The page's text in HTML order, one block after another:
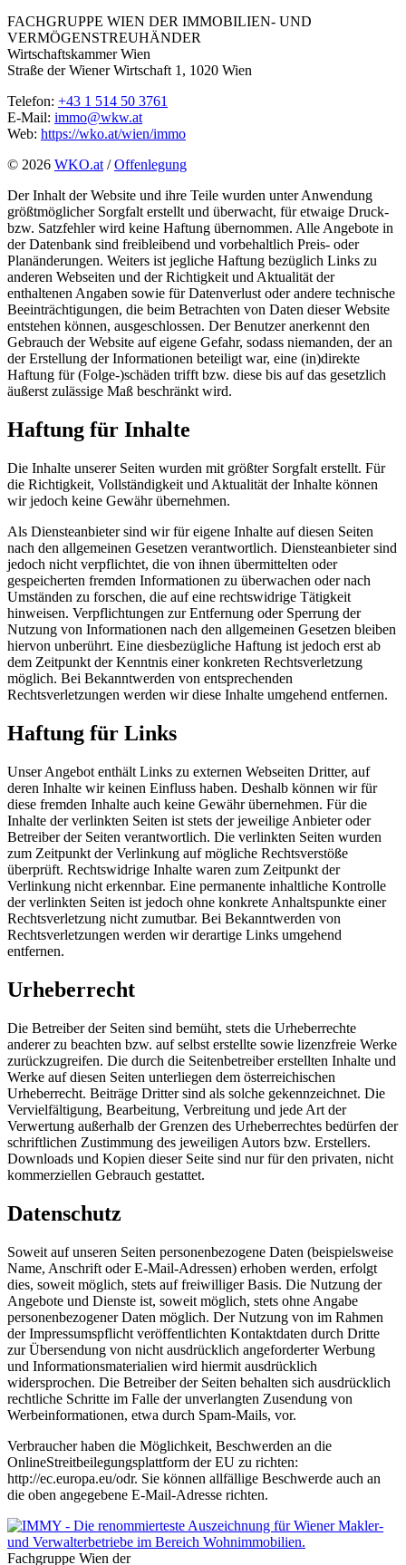
FACHGRUPPE WIEN DER IMMOBILIEN- UND
VERMÖGENSTREUHÄNDER
Wirtschaftskammer Wien
Straße der Wiener Wirtschaft 1, 1020 Wien
Telefon: +43 1 514 50 3761
E-Mail: immo@wkw.at
Web: https://wko.at/wien/immo
© 2026 WKO.at /Offenlegung
Der Inhalt der Website und ihre Teile wurden unter Anwendung
größtmöglicher Sorgfalt erstellt und überwacht, für etwaige Druck-
bzw. Satzfehler wird keine Haftung übernommen. Alle Angebote in
der Datenbank sind freibleibend und vorbehaltlich Preis- oder
Planänderungen. Weiters ist jegliche Haftung bezüglich Links zu
anderen Webseiten und der Richtigkeit und Aktualität der
enthaltenen Angaben sowie für Datenverlust oder andere technische
Beeinträchtigungen, die beim Betrachten von Daten dieser Website
entstehen können, ausgeschlossen. Der Benutzer anerkennt den
Gebrauch der Website auf eigene Gefahr, sodass niemanden, der an
der Erstellung der Informationen beteiligt war, eine (in)direkte
Haftung für (Folge-)schäden trifft bzw. diese bis auf das gesetzlich
äußerst zulässige Maß beschränkt wird.
Haftung für Inhalte
Die Inhalte unserer Seiten wurden mit größter Sorgfalt erstellt. Für
die Richtigkeit, Vollständigkeit und Aktualität der Inhalte können
wir jedoch keine Gewähr übernehmen.
Als Diensteanbieter sind wir für eigene Inhalte auf diesen Seiten
nach den allgemeinen Gesetzen verantwortlich. Diensteanbieter sind
jedoch nicht verpflichtet, die von ihnen übermittelten oder
gespeicherten fremden Informationen zu überwachen oder nach
Umständen zu forschen, die auf eine rechtswidrige Tätigkeit
hinweisen. Verpflichtungen zur Entfernung oder Sperrung der
Nutzung von Informationen nach den allgemeinen Gesetzen bleiben
hiervon unberührt. Eine diesbezügliche Haftung ist jedoch erst ab
dem Zeitpunkt der Kenntnis einer konkreten Rechtsverletzung
möglich. Bei Bekanntwerden von entsprechenden
Rechtsverletzungen werden wir diese Inhalte umgehend entfernen.
Haftung für Links
Unser Angebot enthält Links zu externen Webseiten Dritter, auf
deren Inhalte wir keinen Einfluss haben. Deshalb können wir für
diese fremden Inhalte auch keine Gewähr übernehmen. Für die
Inhalte der verlinkten Seiten ist stets der jeweilige Anbieter oder
Betreiber der Seiten verantwortlich. Die verlinkten Seiten wurden
zum Zeitpunkt der Verlinkung auf mögliche Rechtsverstöße
überprüft. Rechtswidrige Inhalte waren zum Zeitpunkt der
Verlinkung nicht erkennbar. Eine permanente inhaltliche Kontrolle
der verlinkten Seiten ist jedoch ohne konkrete Anhaltspunkte einer
Rechtsverletzung nicht zumutbar. Bei Bekanntwerden von
Rechtsverletzungen werden wir derartige Links umgehend
entfernen.
Urheberrecht
Die Betreiber der Seiten sind bemüht, stets die Urheberrechte
anderer zu beachten bzw. auf selbst erstellte sowie lizenzfreie Werke
zurückzugreifen. Die durch die Seitenbetreiber erstellten Inhalte und
Werke auf diesen Seiten unterliegen dem österreichischen
Urheberrecht. Beiträge Dritter sind als solche gekennzeichnet. Die
Vervielfältigung, Bearbeitung, Verbreitung und jede Art der
Verwertung außerhalb der Grenzen des Urheberrechtes bedürfen der
schriftlichen Zustimmung des jeweiligen Autors bzw. Erstellers.
Downloads und Kopien dieser Seite sind nur für den privaten, nicht
kommerziellen Gebrauch gestattet.
Datenschutz
Soweit auf unseren Seiten personenbezogene Daten (beispielsweise
Name, Anschrift oder E-Mail-Adressen) erhoben werden, erfolgt
dies, soweit möglich, stets auf freiwilliger Basis. Die Nutzung der
Angebote und Dienste ist, soweit möglich, stets ohne Angabe
personenbezogener Daten möglich. Der Nutzung von im Rahmen
der Impressumspflicht veröffentlichten Kontaktdaten durch Dritte
zur Übersendung von nicht ausdrücklich angeforderter Werbung
und Informationsmaterialien wird hiermit ausdrücklich
widersprochen. Die Betreiber der Seiten behalten sich ausdrücklich
rechtliche Schritte im Falle der unverlangten Zusendung von
Werbeinformationen, etwa durch Spam-Mails, vor.
Verbraucher haben die Möglichkeit, Beschwerden an die
OnlineStreitbeilegungsplattform der EU zu richten:
http://ec.europa.eu/odr. Sie können allfällige Beschwerde auch an
die oben angegebene E-Mail-Adresse richten.
Fachgruppe Wien der